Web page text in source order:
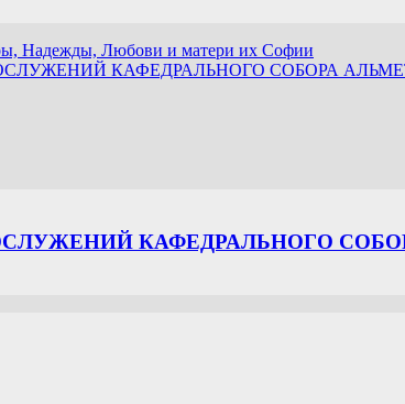
Надежды, Любови и матери их Софии
КАФЕДРАЛЬНОГО СОБОРА
КАФЕДРАЛЬНОГО